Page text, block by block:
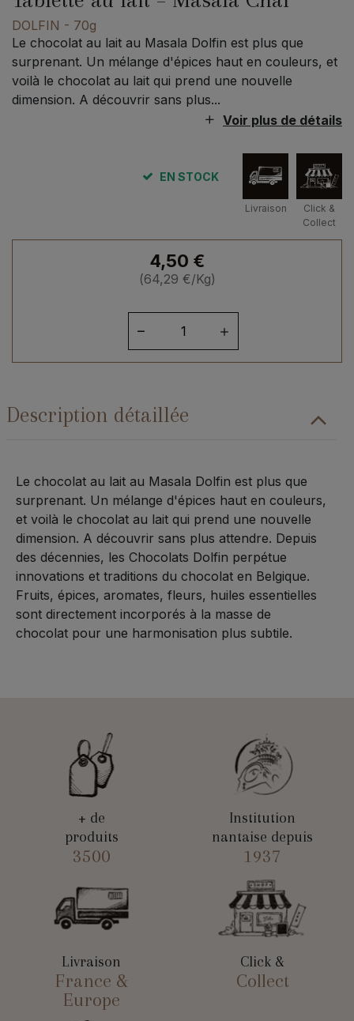
DOLFIN - 70g
Le chocolat au lait au Masala Dolfin est plus que
surprenant. Un mélange d'épices haut en couleurs, et
voilà le chocolat au lait qui prend une nouvelle
dimension. A découvrir sans plus...
Voir plus de détails
EN STOCK
Livraison
Click &
Collect
4,50 €
(64,29 €/Kg)
Tablette
-
Description détaillée
Le chocolat au lait au Masala Dolfin est plus que
surprenant. Un mélange d'épices haut en couleurs,
et voilà le chocolat au lait qui prend une nouvelle
dimension. A découvrir sans plus attendre. Depuis
des décennies, les Chocolats Dolfin perpétue
innovations et traditions du chocolat en Belgique.
Fruits, épices, aromates, fleurs, huiles essentielles
sont directement incorporés à la masse de
chocolat pour une harmonisation plus subtile.
+ de
produits
3500
Institution
nantaise depuis
1937
Livraison
France &
Europe
Click &
Collect